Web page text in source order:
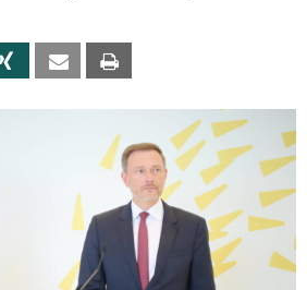
Xing Email